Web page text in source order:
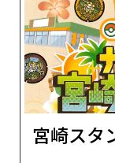
宮崎スタ